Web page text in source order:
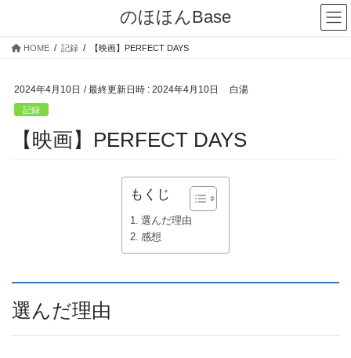
のほほんBase
HOME 記録 【映画】PERFECT DAYS
2024年4月10日 / 最終更新日時 : 2024年4月10日 白湯
記録
【映画】PERFECT DAYS
もくじ
選んだ理由
感想
選んだ理由